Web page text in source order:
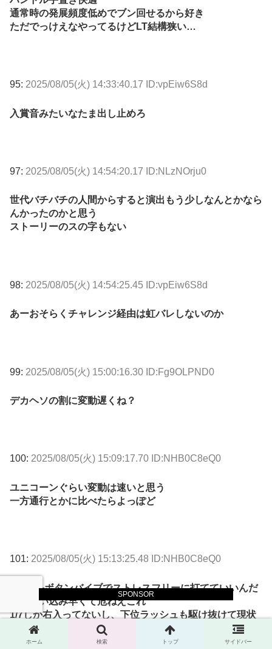
SPONSOR
通常時の発展頻度低めでブン回せるから好き
ただでっけえなやってるけどLT結構狭い…
95: 2025/08/05(火) 14:33:40.17 ID:vpEiw6S8d
入賞音みたいなたま出し止めろ
97: 2025/08/05(火) 14:54:20.17 ID:NLzNOrju0
世代バチバチの人間からすると演出もう少しなんとかなら
んかったのかと思う
ストーリーのスの字もない
98: 2025/08/05(火) 14:54:25.45 ID:vpEiw6S8d
あーおそらくチャレンジ経由は虹バレしないのか
99: 2025/08/05(火) 15:00:16.30 ID:Fg9OLPND0
デカヘソの割に変動遅くね？
100: 2025/08/05(火) 15:09:17.70 ID:NHB0C8eQ0
ユニコーンぐらい変動は速いと思う
一方通行とかに比べたらよっぽど
101: 2025/08/05(火) 15:13:25.48 ID:NHB0C8eQ0
虹バレ+ボタンバイブでストレスフリーに打てていいんだ
けど吸い込み早くて危ねえこれ
1/7しか右入ってないし、下位ラッシュも駆け抜けて現状
何もやれてねぇ
ホーム 検索 トップ サイドバー